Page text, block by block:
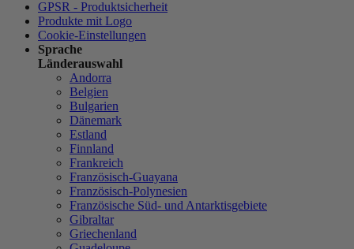
GPSR - Produktsicherheit
Produkte mit Logo
Cookie-Einstellungen
Sprache
Länderauswahl
Andorra
Belgien
Bulgarien
Dänemark
Estland
Finnland
Frankreich
Französisch-Guayana
Französisch-Polynesien
Französische Süd- und Antarktisgebiete
Gibraltar
Griechenland